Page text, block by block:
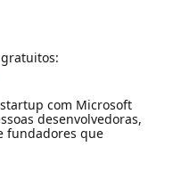
com Microsoft
desenvolvedoras,
fundadores que